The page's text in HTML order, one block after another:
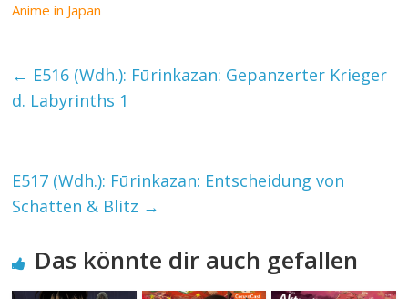
Anime in Japan
← E516 (Wdh.): Fūrinkazan: Gepanzerter Krieger
d. Labyrinths 1
E517 (Wdh.): Fūrinkazan: Entscheidung von
Schatten & Blitz →
Das könnte dir auch gefallen